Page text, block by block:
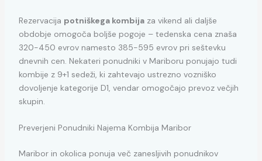
Rezervacija potniškega kombijaza vikend ali daljše
obdobje omogoča boljše pogoje – tedenska cena znaša
320-450 evrov namesto 385-595 evrov pri seštevku
dnevnih cen. Nekateri ponudniki v Mariboru ponujajo tudi
kombije z 9+1 sedeži, ki zahtevajo ustrezno vozniško
dovoljenje kategorije D1, vendar omogočajo prevoz večjih
skupin.
Preverjeni Ponudniki Najema Kombija Maribor
Maribor in okolica ponuja več zanesljivih ponudnikov